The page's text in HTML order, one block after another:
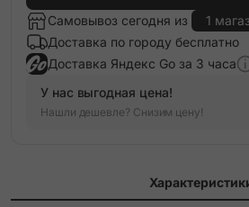
Самовывоз сегодня из
1
Доставка по городу бесплатно
Доставка Яндекс Go за 3 часа
У нас выгодная цена!
Нашли дешевле? Снизим цену!